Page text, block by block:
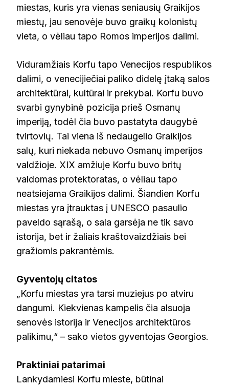
miestas, kuris yra vienas seniausių Graikijos
miestų, jau senovėje buvo graikų kolonistų
vieta, o vėliau tapo Romos imperijos dalimi.
Viduramžiais Korfu tapo Venecijos respublikos
dalimi, o venecijiečiai paliko didelę įtaką salos
architektūrai, kultūrai ir prekybai. Korfu buvo
svarbi gynybinė pozicija prieš Osmanų
imperiją, todėl čia buvo pastatyta daugybė
tvirtovių. Tai viena iš nedaugelio Graikijos
salų, kuri niekada nebuvo Osmanų imperijos
valdžioje. XIX amžiuje Korfu buvo britų
valdomas protektoratas, o vėliau tapo
neatsiejama Graikijos dalimi. Šiandien Korfu
miestas yra įtrauktas į UNESCO pasaulio
paveldo sąrašą, o sala garsėja ne tik savo
istorija, bet ir žaliais kraštovaizdžiais bei
gražiomis pakrantėmis.
Gyventojų citatos
„Korfu miestas yra tarsi muziejus po atviru
dangumi. Kiekvienas kampelis čia alsuoja
senovės istorija ir Venecijos architektūros
palikimu,“ – sako vietos gyventojas Georgios.
Praktiniai patarimai
Lankydamiesi Korfu mieste, būtinai